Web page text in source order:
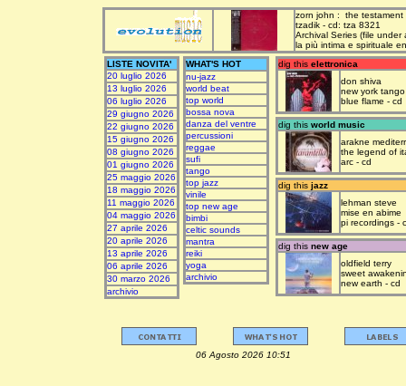
zorn john : the testament
tzadik - cd: tza 8321
Archival Series (file under
la più intima e spirituale
LISTE NOVITA'
20 luglio 2026
13 luglio 2026
06 luglio 2026
29 giugno 2026
22 giugno 2026
15 giugno 2026
08 giugno 2026
01 giugno 2026
25 maggio 2026
18 maggio 2026
11 maggio 2026
04 maggio 2026
27 aprile 2026
20 aprile 2026
13 aprile 2026
06 aprile 2026
30 marzo 2026
archivio
WHAT'S HOT
nu-jazz
world beat
top world
bossa nova
danza del ventre
percussioni
reggae
sufi
tango
top jazz
vinile
top new age
bimbi
celtic sounds
mantra
reiki
yoga
archivio
dig this elettronica
don shiva
new york tango
blue flame - cd
dig this world music
arakne
the legend of
arc - cd
dig this jazz
lehman steve
mise en abime
pi recordings -
dig this new age
oldfield terry
sweet
new earth - cd
06 Agosto 2026 10:51